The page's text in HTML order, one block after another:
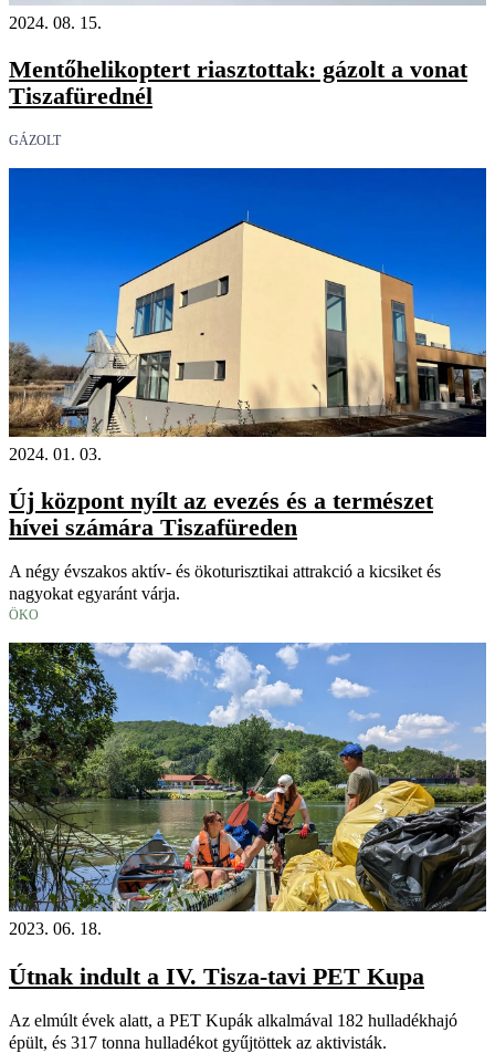
2024. 08. 15.
Mentőhelikoptert riasztottak: gázolt a vonat
Tiszafürednél
GÁZOLT
2024. 01. 03.
Új központ nyílt az evezés és a természet
hívei számára Tiszafüreden
A négy évszakos aktív- és ökoturisztikai attrakció a kicsiket és
nagyokat egyaránt várja.
ÖKO
2023. 06. 18.
Útnak indult a IV. Tisza-tavi PET Kupa
Az elmúlt évek alatt, a PET Kupák alkalmával 182 hulladékhajó
épült, és 317 tonna hulladékot gyűjtöttek az aktivisták.